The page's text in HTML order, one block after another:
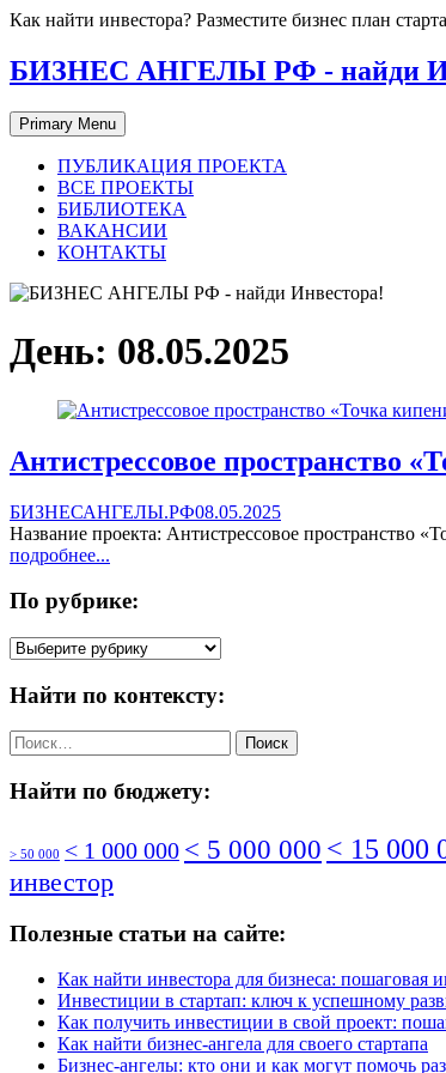
Skip
content
Как найти инвестора? Разместите бизнес план
БИЗНЕС АНГЕЛЫ РФ - найди
Primary Menu
ПУБЛИКАЦИЯ ПРОЕКТА
ВСЕ ПРОЕКТЫ
БИБЛИОТЕКА
ВАКАНСИИ
КОНТАКТЫ
День: 08.05.2025
Антистрессовое пространство
БИЗНЕСАНГЕЛЫ.РФ08.05.2025
Название проекта: Антистрессовое пространство
подробнее...
По рубрике:
По
Найти по контексту:
Найти:
Найти по бюджету:
> 50 000 < 1 000 000 < 5 000 000 < 15 000
инвестор
Полезные статьи на сайте:
Как найти инвестора для бизнеса: пошаговая
Инвестиции в стартап: ключ к успешному
Как получить инвестиции в свой проект:
Как найти бизнес-ангела для своего стартапа
Бизнес-ангелы: кто они и как могут помочь